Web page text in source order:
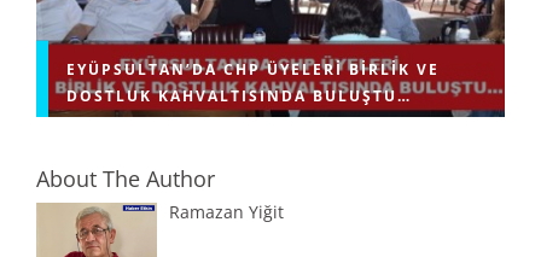
EYÜPSULTAN’DA CHP ÜYELERI BIRLIK VE
DOSTLUK KAHVALTISINDA BULUŞTU…
About The Author
Ramazan Yiğit